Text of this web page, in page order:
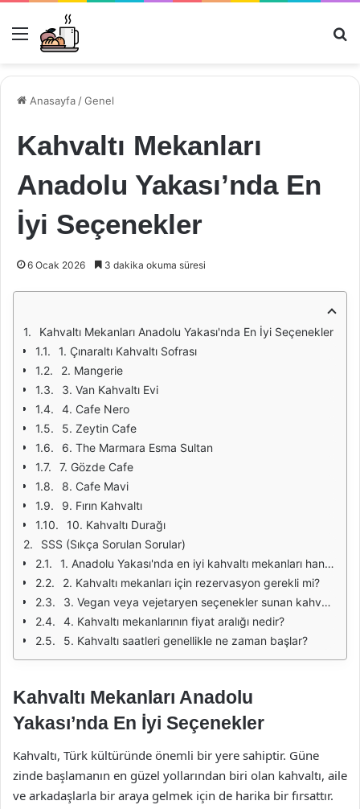
Menü
Anasayfa /Genel
Kahvaltı Mekanları
Anadolu Yakası’nda En
İyi Seçenekler
6 Ocak 2026 3 dakika okuma süresi
Kahvaltı Mekanları Anadolu Yakası'nda En İyi Seçenekler
1. Çınaraltı Kahvaltı Sofrası
2. Mangerie
3. Van Kahvaltı Evi
4. Cafe Nero
5. Zeytin Cafe
6. The Marmara Esma Sultan
7. Gözde Cafe
8. Cafe Mavi
9. Fırın Kahvaltı
10. Kahvaltı Durağı
SSS (Sıkça Sorulan Sorular)
1. Anadolu Yakası'nda en iyi kahvaltı mekanları hangileridir?
2. Kahvaltı mekanları için rezervasyon gerekli mi?
3. Vegan veya vejetaryen seçenekler sunan kahvaltı mekanları var mı?
4. Kahvaltı mekanlarının fiyat aralığı nedir?
5. Kahvaltı saatleri genellikle ne zaman başlar?
Kahvaltı Mekanları Anadolu
Yakası’nda En İyi Seçenekler
Kahvaltı, Türk kültüründe önemli bir yere sahiptir. Güne
zinde başlamanın en güzel yollarından biri olan kahvaltı, aile
ve arkadaşlarla bir araya gelmek için de harika bir fırsattır.